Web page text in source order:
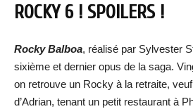
ROCKY 6 ! SPOILERS !
Rocky Balboa, réalisé par Sylvester
sixième et dernier opus de la saga.
on retrouve un Rocky à la retraite,
d’Adrian, tenant un petit restaurant à